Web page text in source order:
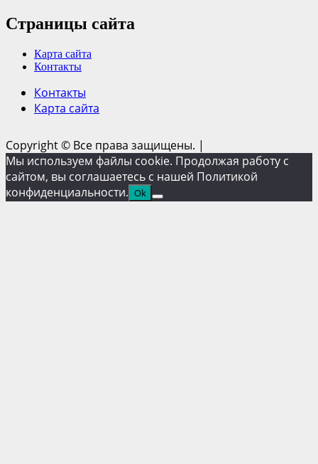
Страницы сайта
Карта сайта
Контакты
Контакты
Карта сайта
Copyright © Все права защищены. |
Мы используем файлы cookie. Продолжая работу с
сайтом, вы соглашаетесь с нашей Политикой
конфиденциальности. Ok